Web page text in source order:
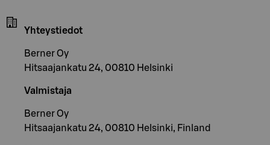
Yhteystiedot
Berner Oy
Hitsaajankatu 24, 00810 Helsinki
Valmistaja
Berner Oy
Hitsaajankatu 24, 00810 Helsinki, Finland